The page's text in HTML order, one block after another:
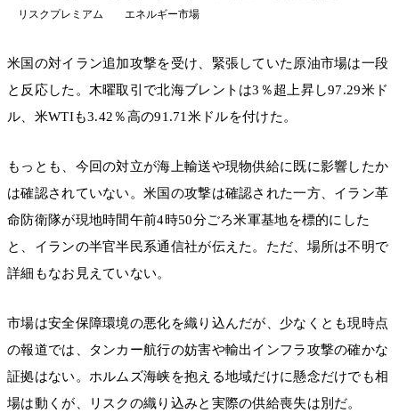
リスクプレミアム
エネルギー市場
米国の対イラン追加攻撃を受け、緊張していた原油市場は一段
と反応した。木曜取引で北海ブレントは3％超上昇し97.29米ド
ル、米WTIも3.42％高の91.71米ドルを付けた。
もっとも、今回の対立が海上輸送や現物供給に既に影響したか
は確認されていない。米国の攻撃は確認された一方、イラン革
命防衛隊が現地時間午前4時50分ごろ米軍基地を標的にした
と、イランの半官半民系通信社が伝えた。ただ、場所は不明で
詳細もなお見えていない。
市場は安全保障環境の悪化を織り込んだが、少なくとも現時点
の報道では、タンカー航行の妨害や輸出インフラ攻撃の確かな
証拠はない。ホルムズ海峡を抱える地域だけに懸念だけでも相
場は動くが、リスクの織り込みと実際の供給喪失は別だ。